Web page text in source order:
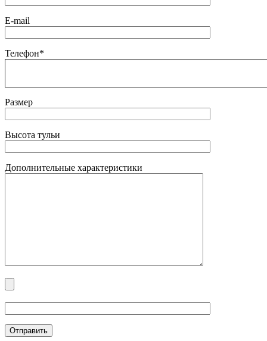
E-mail
Телефон*
Размер
Высота тульи
Дополнительные характеристики